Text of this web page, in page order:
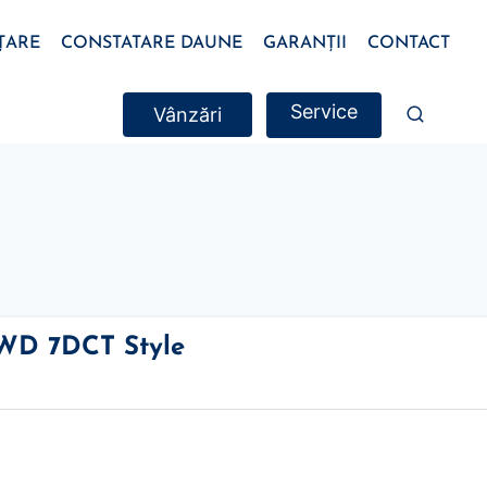
CONSTATARE DAUNE GARANȚII CONTACT
Vânzări Service
7DCT Style